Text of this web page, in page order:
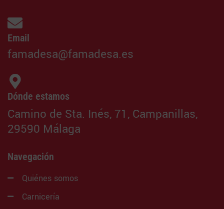
Email
famadesa@famadesa.es
Dónde estamos
Camino de Sta. Inés, 71, Campanillas,
29590 Málaga
Navegación
Quiénes somos
Carnicería